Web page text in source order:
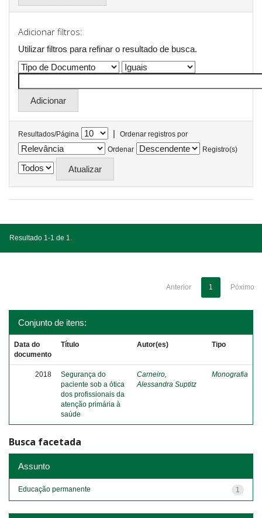
Adicionar filtros:
Utilizar filtros para refinar o resultado de busca.
Resultados/Página |
Ordenar registros por
Ordenar
Registro(s)
Resultado 1-1 de 1.
Anterior 1 Póximo
Conjunto de itens:
Data do
documento
Título Autor(es) Tipo
2018
Segurança do
paciente sob a ótica
dos profissionais da
atenção primária à
saúde
Carneiro,
Alessandra Suptitz
Monografia
Busca facetada
Assunto
1
Educação permanente